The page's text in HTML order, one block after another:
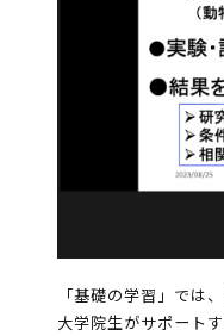
「基礎の学習」では
大学院生がサポート